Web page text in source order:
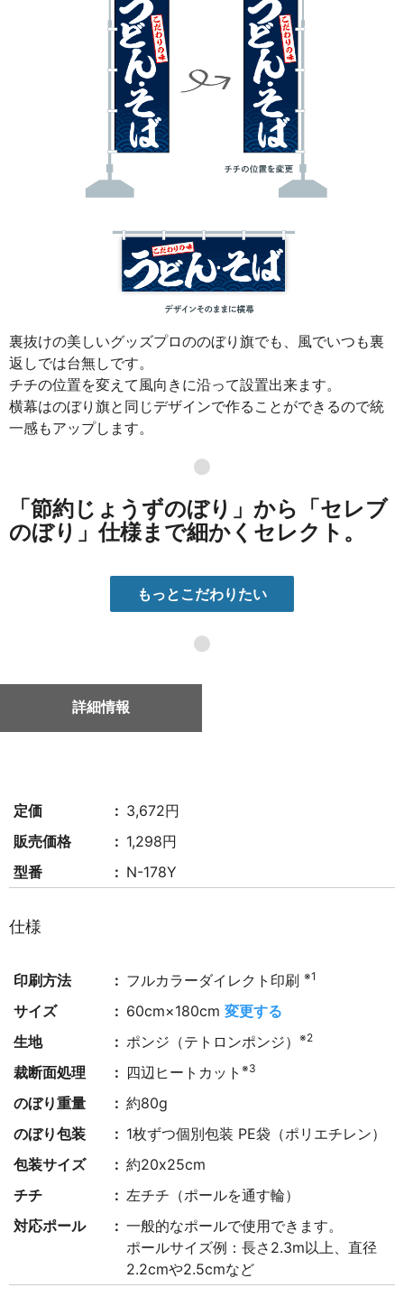
裏抜けの美しいグッズプロののぼり旗でも、風でいつも裏
返しでは台無しです。
チチの位置を変えて風向きに沿って設置出来ます。
横幕はのぼり旗と同じデザインで作ることができるので統
一感もアップします。
●
「節約じょうずのぼり」から「セレブ
のぼり」仕様まで細かくセレクト。
もっとこだわりたい
●
詳細情報
定価
3,672円
販売価格
1,298円
型番
N-178Y
仕様
印刷方法 フルカラーダイレクト印刷※1
サイズ 60cm×180cm変更する
生地
ポンジ（テトロンポンジ）※2
裁断面処理 四辺ヒートカット※3
のぼり重量
約80g
のぼり包装
1枚ずつ個別包装 PE袋（ポリエチレン）
包装サイズ
約20x25cm
チチ
左チチ（ポールを通す輪）
対応ポール
一般的なポールで使用できます。
ポールサイズ例：長さ2.3m以上、直径
2.2cmや2.5cmなど